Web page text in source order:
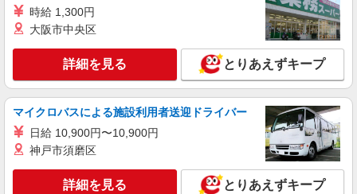
時給1500円〜2125円 ＜日払い有/週払い有/交
天理市内
キープ 詳細を見る
派遣社員
株式会社kotrio /●NR-H-2011842
≪天理市≫夜勤なし！未経験・ブランクOKの
デイスタッフ
時給1500円〜2125円 ＜日払い有/週払い有/交
時給 1,300円
大阪市中央区
詳細を見る とりあえずキープ
マイクロバスによる施設利用者送迎ドライバー
日給 10,900円〜10,900円
神戸市須磨区
詳細を見る とりあえずキープ